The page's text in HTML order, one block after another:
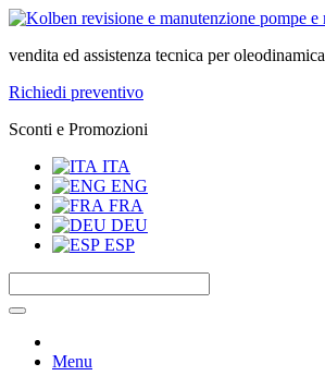
vendita ed assistenza tecnica per oleodinamica
Richiedi preventivo
Sconti e Promozioni
ITA
ENG
FRA
DEU
ESP
Menu